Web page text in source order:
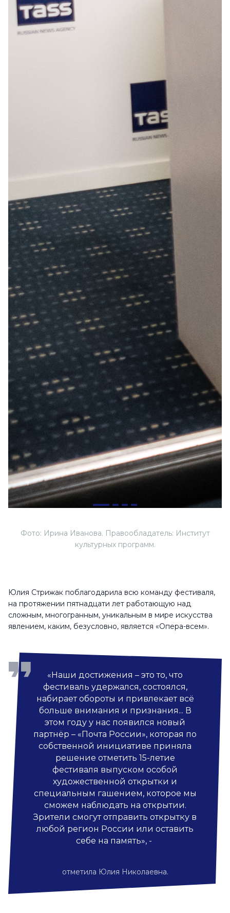
Фото: Ирина Иванова. Правообладатель: Институт
культурных программ.
Юлия Стрижак поблагодарила всю команду фестиваля,
на протяжении пятнадцати лет работающую над
сложным, многогранным, уникальным в мире искусства
явлением, каким, безусловно, является «Опера-всем».
«Наши достижения – это то, что
фестиваль удержался, состоялся,
набирает обороты и привлекает всё
больше внимания и признания... В
этом году у нас появился новый
партнёр – «Почта России», которая по
собственной инициативе приняла
решение отметить 15-летие
фестиваля выпуском особой
художественной открытки и
специальным гашением, которое мы
сможем наблюдать на открытии.
Зрители смогут отправить открытку в
любой регион России или оставить
себе на память», -
отметила Юлия Николаевна.